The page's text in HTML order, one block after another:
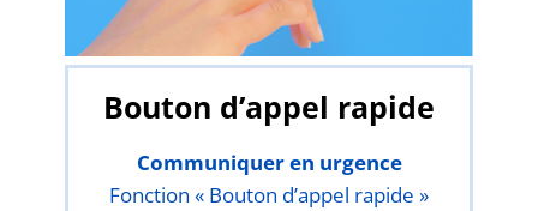
Bouton d’appel rapide
Communiquer en urgence
Fonction « Bouton d’appel rapide »